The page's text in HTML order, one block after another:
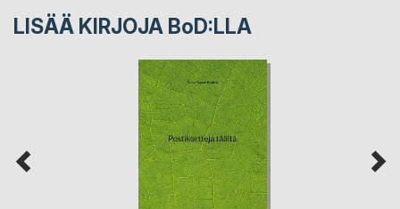
LISÄÄ KIRJOJA BoD:LLA